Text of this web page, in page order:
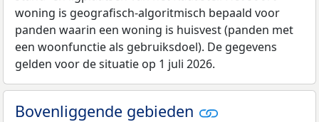
woning is geografisch-algoritmisch bepaald voor
panden waarin een woning is huisvest (panden met
een woonfunctie als gebruiksdoel). De gegevens
gelden voor de situatie op 1 juli 2026.
Bovenliggende gebieden